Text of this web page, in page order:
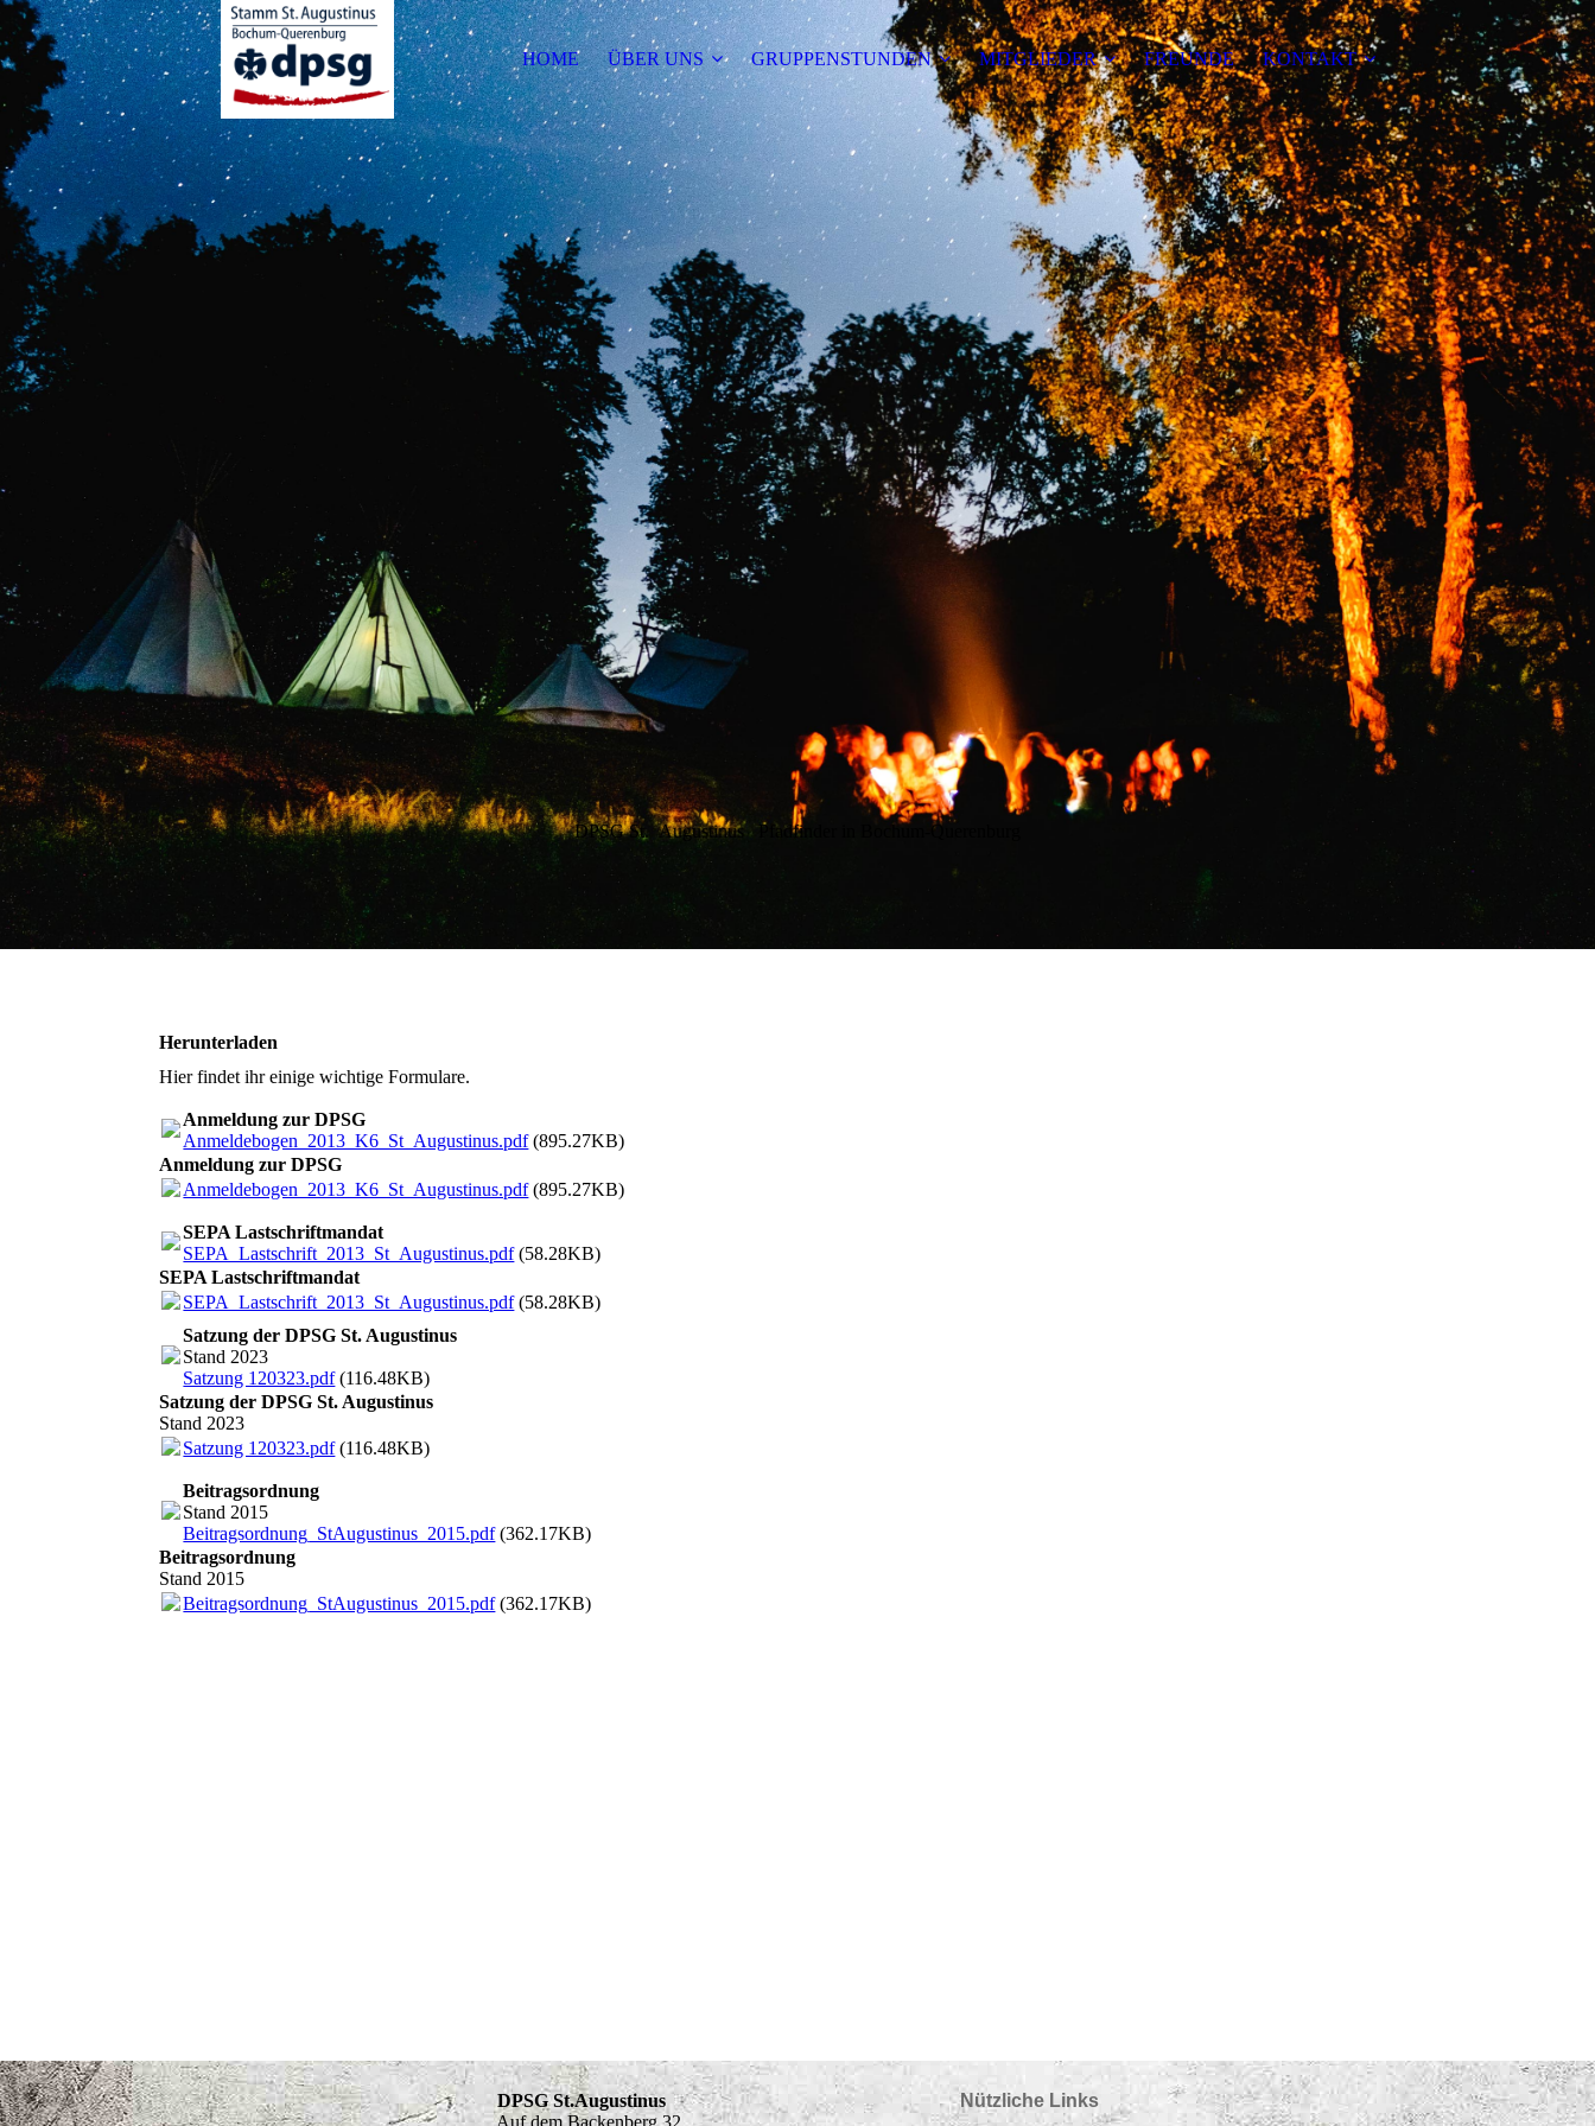
HOME ÜBER UNS GRUPPENSTUNDEN MITGLIEDER FREUNDE KONTAKT
DPSG St. Augustinus Pfadfinder in Bochum-Querenburg
Herunterladen
Hier findet ihr einige wichtige Formulare.
Anmeldung zur DPSG
Anmeldebogen_2013_K6_St_Augustinus.pdf(895.27KB)
Anmeldung zur DPSG
Anmeldebogen_2013_K6_St_Augustinus.pdf(895.27KB)
SEPA Lastschriftmandat
SEPA_Lastschrift_2013_St_Augustinus.pdf(58.28KB)
SEPA Lastschriftmandat
SEPA_Lastschrift_2013_St_Augustinus.pdf(58.28KB)
Satzung der DPSG St. Augustinus
Stand 2023
Satzung 120323.pdf(116.48KB)
Satzung der DPSG St. Augustinus
Stand 2023
Satzung 120323.pdf(116.48KB)
Beitragsordnung
Stand 2015
Beitragsordnung_StAugustinus_2015.pdf(362.17KB)
Beitragsordnung
Stand 2015
Beitragsordnung_StAugustinus_2015.pdf(362.17KB)
DPSG St.AugustinusNützliche Links